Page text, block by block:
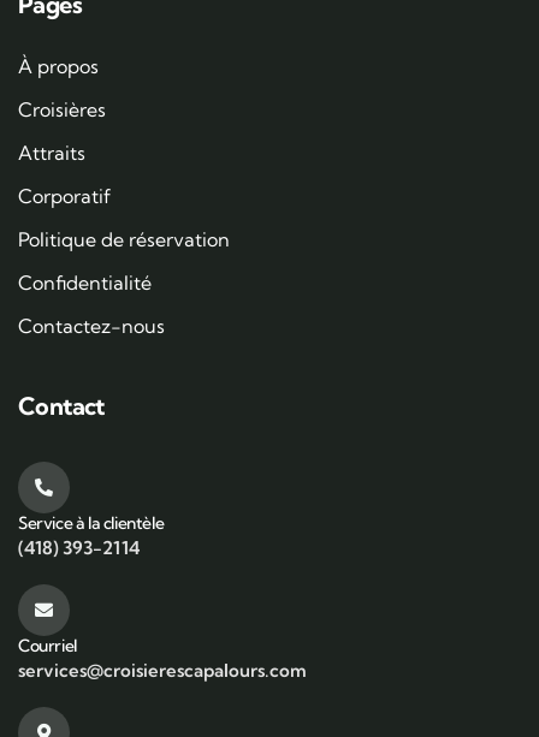
À propos
Croisières
Attraits
Corporatif
Politique de réservation
Confidentialité
Contactez-nous
Contact
Service à la clientèle
(418) 393-2114
Courriel
services@croisierescapalours.com